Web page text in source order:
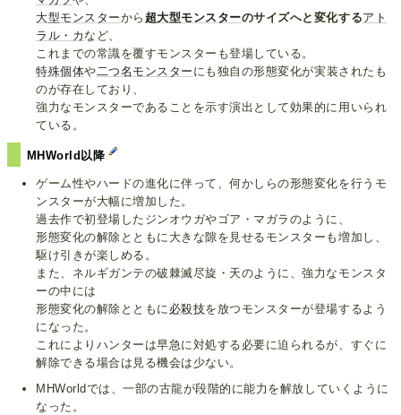
大型モンスターから 超大型モンスターのサイズへと変化するアト
ラル・カ など、
これまでの常識を覆すモンスターも登場している。
特殊個体や 二つ名モンスター にも独自の形態変化が実装されたも
のが存在しており、
強力なモンスターであることを示す演出として効果的に用いられ
ている。
MHWorld以降
ゲーム性やハードの進化に伴って、何かしらの形態変化を行うモ
ンスターが大幅に増加した。
過去作で初登場したジンオウガやゴア・マガラのように、
形態変化の解除とともに大きな隙を見せるモンスターも増加し、
駆け引きが楽しめる。
また、ネルギガンテの破棘滅尽旋・天のように、強力なモンスタ
ーの中には
形態変化の解除とともに 必殺技を放つモンスターが登場するよう
になった。
これによりハンターは早急に対処する必要に迫られるが、すぐに
解除できる場合は見る機会は少ない。
MHWorldでは、一部の古龍が段階的に能力を解放していくように
なった。